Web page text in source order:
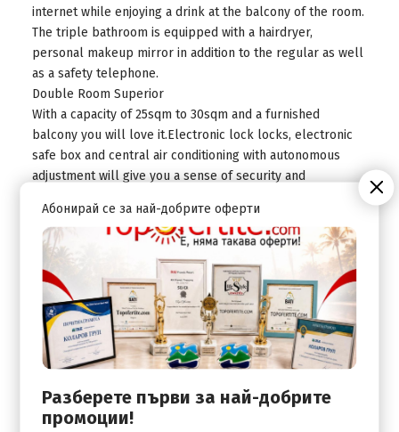
internet while enjoying a drink at the balcony of the room.
The triple bathroom is equipped with a hairdryer,
personal makeup mirror in addition to the regular as well
as a safety telephone.
Double Room Superior
With a capacity of 25sqm to 30sqm and a furnished
balcony you will love it.Electronic lock locks, electronic
safe box and central air conditioning with autonomous
adjustment will give you a sense of security and
picture as you can surf the free wireless internet while
enjoying a drink at the balcony of the room. The triple
bathroom is equipped with a hairdryer, personal makeup
mirror in addition to the regular as well as a safety
telephone.
Double rooms superior are new renovated.
Абонирай се за най-добрите оферти
Разберете първи за най-добрите
промоции!